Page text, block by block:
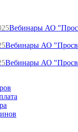
Вебинары АО
Вебинары АО
Вебинары АО